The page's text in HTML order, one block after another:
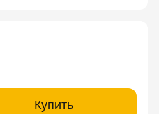
Купить